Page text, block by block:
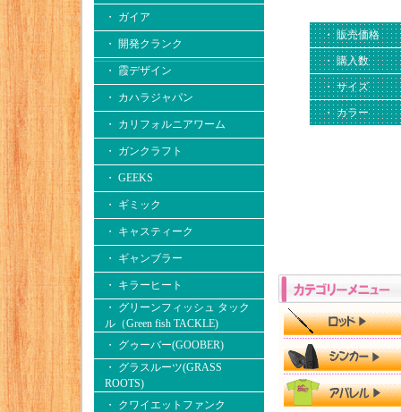
・ ガイア
・ 開発クランク
・ 霞デザイン
・ カハラジャパン
・ カリフォルニアワーム
・ ガンクラフト
・ GEEKS
・ ギミック
・ キャスティーク
・ ギャンブラー
・ キラーヒート
・ グリーンフィッシュ タック
ル（Green fish TACKLE)
・ グゥーバー(GOOBER)
・ グラスルーツ(GRASS
ROOTS)
・ クワイエットファンク
・ 販売価格
・ 購入数
・ サイズ
・ カラー